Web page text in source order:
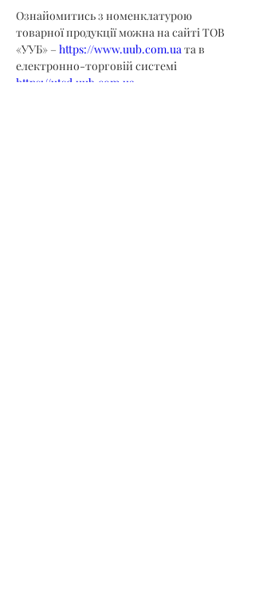
Ознайомитись з номенклатурою
товарної продукції можна на сайті ТОВ
«УУБ» – https://www.uub.com.ua та в
електронно-торговій системі
https://utsd.uub.com.ua